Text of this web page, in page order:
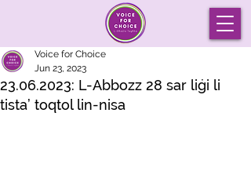
23.06.2023: L-Abbozz 28 sar liġi li
tista’ toqtol lin-nisa
Voice for Choice
Jun 23, 2023